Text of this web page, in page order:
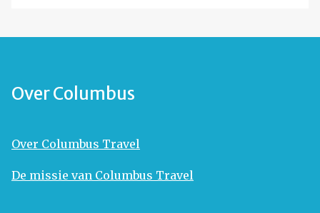
Over Columbus
Over Columbus Travel
De missie van Columbus Travel